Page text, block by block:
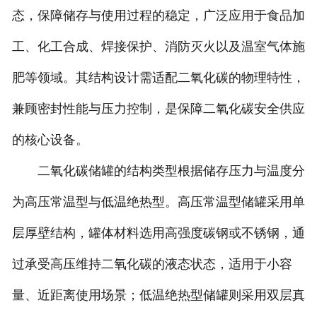
发货现场
联系我们
态，保障储存与使用过程的稳定，广泛应用于食品加
工、化工合成、焊接保护、消防灭火以及温室气体施
肥等领域。其结构设计需适配二氧化碳的物理特性，
兼顾密封性能与压力控制，是保障二氧化碳安全供应
的核心设备。
二氧化碳储罐的结构类型根据储存压力与温度分
为高压常温型与低温绝热型。高压常温型储罐采用单
层厚壁结构，罐体材料选用高强度碳钢或不锈钢，通
过承受高压维持二氧化碳的液态状态，适用于小容
量、近距离使用场景；低温绝热型储罐则采用双层真